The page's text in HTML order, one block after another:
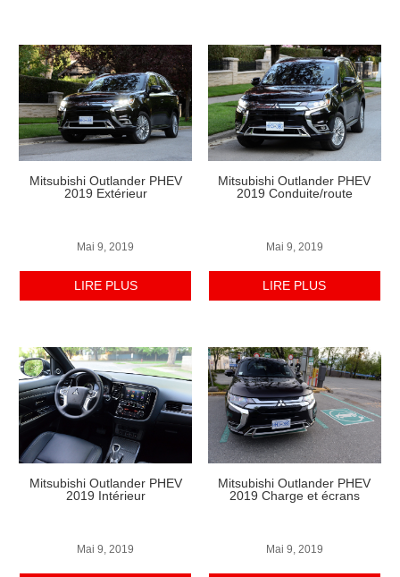
Mitsubishi Outlander PHEV
2019 Extérieur
Mai 9, 2019
LIRE PLUS
Mitsubishi Outlander PHEV
2019 Intérieur
Mai 9, 2019
Mitsubishi Outlander PHEV
2019 Conduite/route
Mai 9, 2019
LIRE PLUS
Mitsubishi Outlander PHEV
2019 Charge et écrans
Mai 9, 2019